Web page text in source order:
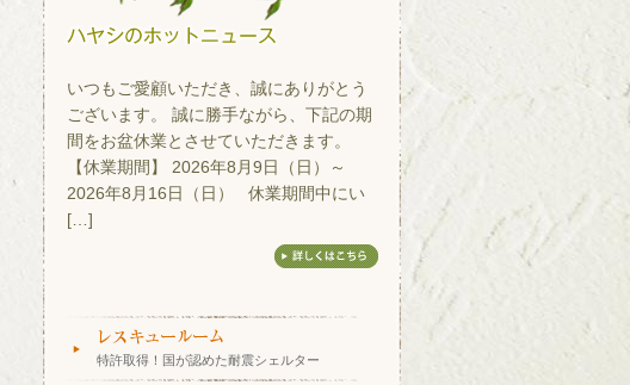
いつもご愛顧いただき、誠にありがとう
ございます。 誠に勝手ながら、下記の期
間をお盆休業とさせていただきます。
【休業期間】 2026年8月9日（日）～
2026年8月16日（日） 休業期間中にい
[…]
特許取得！国が認めた耐震シェルター